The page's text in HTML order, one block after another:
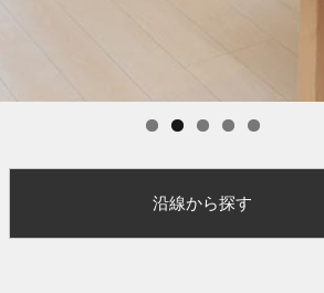
沿線から探す